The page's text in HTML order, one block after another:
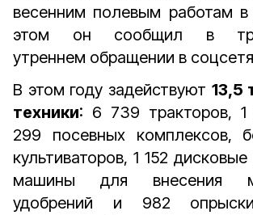
весенним полевым работам
этом он сообщил в
утреннем обращении в
В этом году задействуют 13,5
техники: 6 739 тракторов, 1
299 посевных комплексов,
культиваторов, 1 152
машины для внесения
удобрений и 982